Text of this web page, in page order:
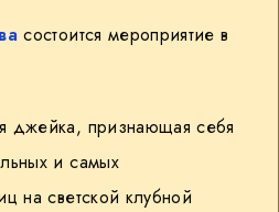
состоится мероприятие в
джейка, признающая себя
и самых
на светской клубной